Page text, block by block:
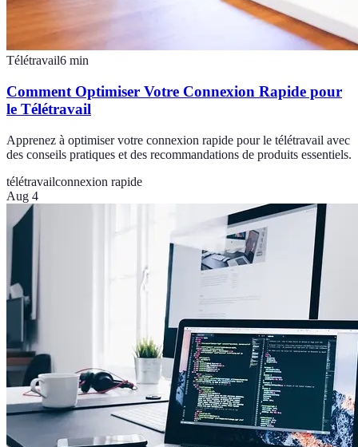
Télétravail6 min
Comment Optimiser Votre Connexion Rapide pour
le Télétravail
Apprenez à optimiser votre connexion rapide pour le télétravail avec
des conseils pratiques et des recommandations de produits essentiels.
télétravailconnexion rapide
Aug 4